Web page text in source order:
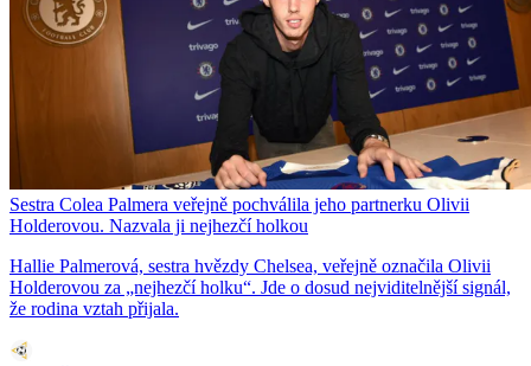
Sestra Colea Palmera veřejně pochválila jeho partnerku Olivii
Holderovou. Nazvala ji nejhezčí holkou
Hallie Palmerová, sestra hvězdy Chelsea, veřejně označila Olivii
Holderovou za „nejhezčí holku“. Jde o dosud nejviditelnější signál,
že rodina vztah přijala.